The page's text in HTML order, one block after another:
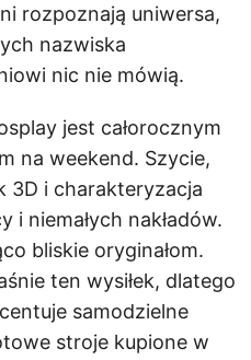
rozpoznają uniwersa,
nazwiska
nic nie mówią.
jest całorocznym
na weekend. Szycie,
3D i charakteryzacja
i niemałych nakładów.
bliskie oryginałom.
ten wysiłek, dlatego
samodzielne
stroje kupione w